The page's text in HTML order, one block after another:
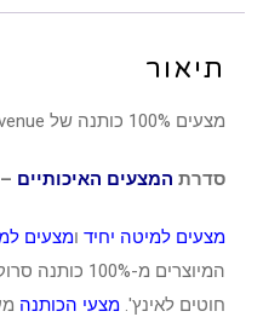
דגם
תיאור
מצעים 100% כותנה של cotton-avenue.
סדרת המצעים האיכותיים
מצעים למיטה יחיד ומצעים
חוטים לאינץ'. מצעי הכותנה